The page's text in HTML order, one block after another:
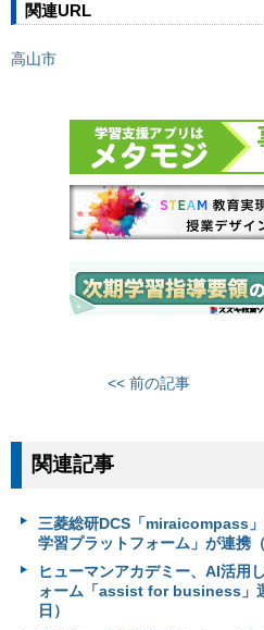
関連URL
高山市
<< 前の記事
関連記事
三菱総研DCS「miraicompass
学習プラットフォーム」が連携
ヒューマンアカデミー、AI活用
ォーム「assist for business」
日）